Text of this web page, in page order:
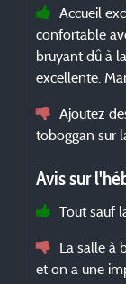
Accueil
confortable
bruyant dû à
excellente.
Ajoutez
toboggan sur
Avis sur
Tout sauf
La salle à
et on a une